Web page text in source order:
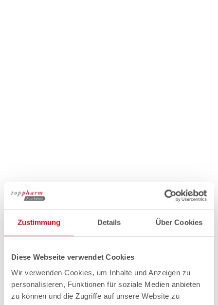
Zustimmung Details Über Cookies
Diese Webseite verwendet Cookies
Wir verwenden Cookies, um Inhalte und Anzeigen zu
personalisieren, Funktionen für soziale Medien anbieten
zu können und die Zugriffe auf unsere Website zu